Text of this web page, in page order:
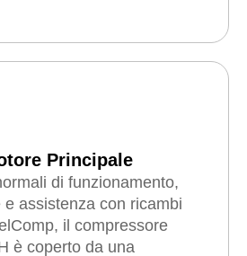
Principale
di funzionamento,
e assistenza con ricambi
il compressore
è coperto da una